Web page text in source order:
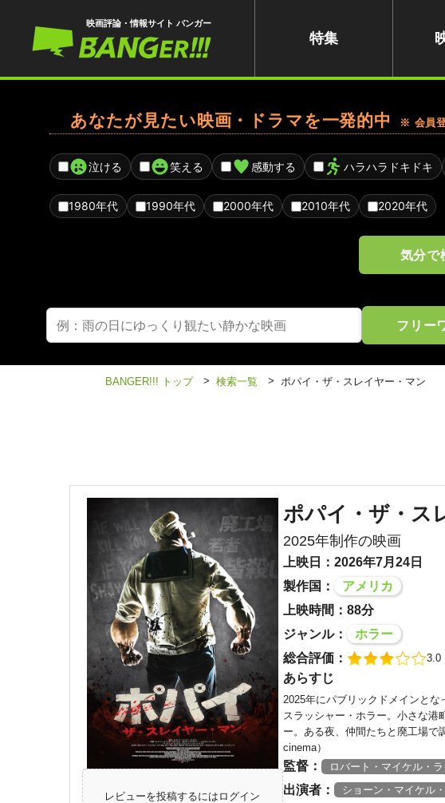
映画評論・情報サイト バンガー
特集
あなたが見たい映画・ドラマを一発的中 ※ 会員
泣ける 笑える 感動する ハラハラドキドキ
1980年代 1990年代 2000年代 2010年代 2020年代
気分で
フリー
BANGER!!! トップ > 検索一覧 > ポパイ・ザ・スレイヤー・マン
レビューを投稿するにはログイン
ポパイ・ザ・ス
2025年制作の映画
上映日：2026年7月24日
製作国：
アメリカ
上映時間：88分
ジャンル：
ホラー
総合評価：
3.0
あらすじ
2025年にパブリックドメインとな
スラッシャー・ホラー。小さな港
ー。ある夜、仲間たちと廃工場で
cinema）
監督： ロバート・マイケル・
出演者： ショーン・マイケル